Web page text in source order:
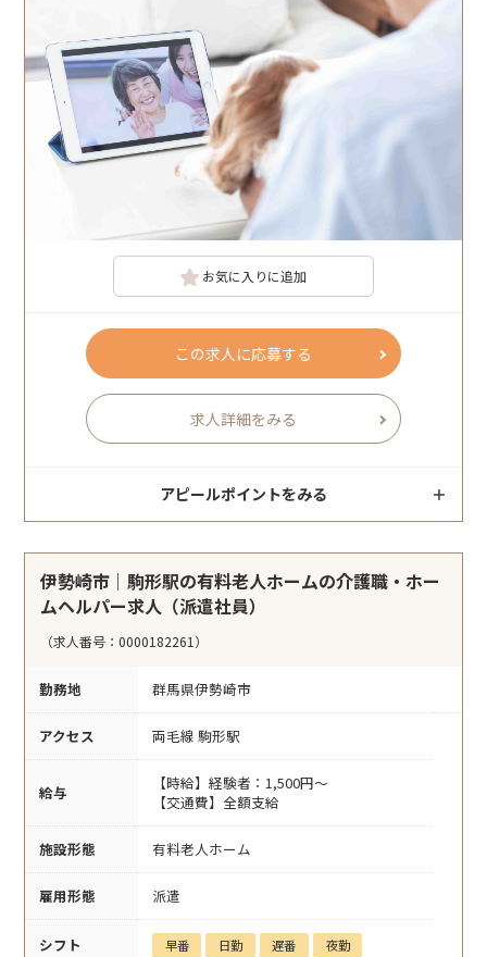
お気に入りに追加
この求人に応募する
求人詳細をみる
アピールポイントをみる
伊勢崎市｜駒形駅の有料老人ホームの介護職・ホー
ムヘルパー求人（派遣社員）
（求人番号：0000182261）
勤務地 群馬県伊勢崎市
アクセス 両毛線 駒形駅
給与
【時給】経験者：1,500円～
【交通費】全額支給
施設形態 有料老人ホーム
雇用形態 派遣
シフト 早番 日勤 遅番 夜勤